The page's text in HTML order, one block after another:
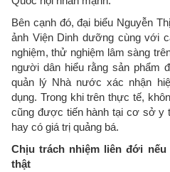
Bên cạnh đó, đại biểu Nguyễn
ảnh Viện Dinh dưỡng cùng với
nghiệm, thử nghiệm lâm sàng
người dân hiểu rằng sản phẩm
quản lý Nhà nước xác nhận
dụng. Trong khi trên thực tế,
cũng được tiến hành tại cơ sở y
hay có giá trị quảng bá.
Chịu trách nhiệm liên đới
thật